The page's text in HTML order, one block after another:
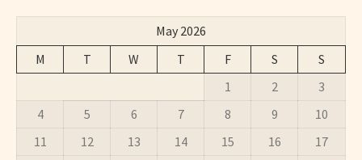
May 2026
M
T W T F S
S
1
2
3
4
5 6 7 8 9
10
11
12 13 14 15 16
17